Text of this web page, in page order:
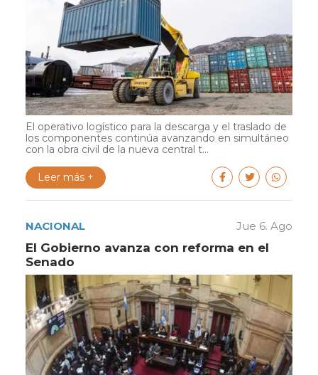
El operativo logístico para la descarga y el traslado de
los componentes continúa avanzando en simultáneo
con la obra civil de la nueva central t...
Leer más +
NACIONAL Jue 6. Ago
El Gobierno avanza con reforma en el
Senado